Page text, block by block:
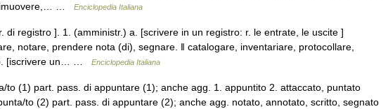
…
Enciclopedia Italiana
di registro ]. 1. (amministr.) a. [scrivere in un registro: r. le entrate, le uscite ]
notare, prendere nota (di), segnare. ‖ catalogare, inventariare, protocollare,
[iscrivere un… …
Enciclopedia Italiana
to (1) part. pass. di appuntare (1); anche agg. 1. appuntito 2. attaccato, puntato
to (2) part. pass. di appuntare (2); anche agg. notato, annotato, scritto, segnato